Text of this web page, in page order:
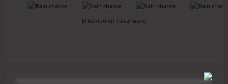
- - - -
El tiempo en Talcahuano